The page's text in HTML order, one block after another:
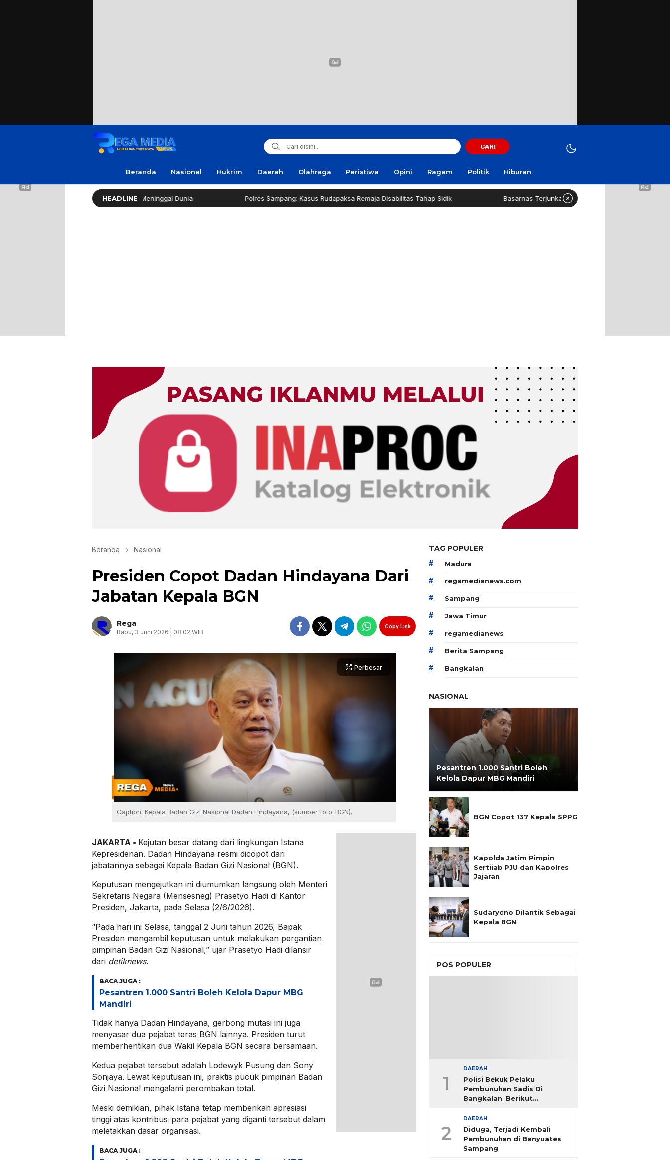
CARI
Beranda Nasional Hukrim Daerah Olahraga Peristiwa Opini Ragam Politik Hiburan
HEADLINE
Soleh ‘No Viral No Justice’ Meninggal Dunia Polres Sampang: Kasus Rudapaksa Remaja Disabilitas Tahap Sidik Basarnas Terjunkan Helikopter Sisir Bangkai KMP Mutiara Sentosa II
Beranda Nasional
Presiden Copot Dadan Hindayana Dari
Jabatan Kepala BGN
Rega
Rabu, 3 Juni 2026 | 08:02 WIB
Copy Link
Perbesar
Caption: Kepala Badan Gizi Nasional Dadan Hindayana, (sumber foto. BGN).
JAKARTA • Kejutan besar datang dari lingkungan Istana
Kepresidenan. Dadan Hindayana resmi dicopot dari
jabatannya sebagai Kepala Badan Gizi Nasional (BGN).
Keputusan mengejutkan ini diumumkan langsung oleh Menteri
Sekretaris Negara (Mensesneg) Prasetyo Hadi di Kantor
Presiden, Jakarta, pada Selasa (2/6/2026).
“Pada hari ini Selasa, tanggal 2 Juni tahun 2026, Bapak
Presiden mengambil keputusan untuk melakukan pergantian
pimpinan Badan Gizi Nasional,” ujar Prasetyo Hadi dilansir
dari detiknews.
BACA JUGA :
Pesantren 1.000 Santri Boleh Kelola Dapur MBG
Mandiri
Tidak hanya Dadan Hindayana, gerbong mutasi ini juga
menyasar dua pejabat teras BGN lainnya. Presiden turut
memberhentikan dua Wakil Kepala BGN secara bersamaan.
Kedua pejabat tersebut adalah Lodewyk Pusung dan Sony
Sonjaya. Lewat keputusan ini, praktis pucuk pimpinan Badan
Gizi Nasional mengalami perombakan total.
Meski demikian, pihak Istana tetap memberikan apresiasi
tinggi atas kontribusi para pejabat yang diganti tersebut dalam
meletakkan dasar organisasi.
BACA JUGA :
TAG POPULER
# Madura
# regamedianews.com
# Sampang
# Jawa Timur
# regamedianews
# Berita Sampang
# Bangkalan
NASIONAL
Pesantren 1.000 Santri Boleh
Kelola Dapur MBG Mandiri
BGN Copot 137 Kepala SPPG
Kapolda Jatim Pimpin
Sertijab PJU dan Kapolres
Jajaran
Sudaryono Dilantik Sebagai
Kepala BGN
POS POPULER
1
DAERAH
Polisi Bekuk Pelaku
Pembunuhan Sadis Di
Bangkalan, Berikut
2
DAERAH
Diduga, Terjadi Kembali
Pembunuhan di Banyuates
Sampang